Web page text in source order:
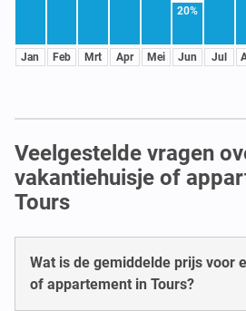
Jan Feb Mrt Apr Mei
20%
Jun Jul
Veelgestelde vragen
vakantiehuisje of
Tours
Wat is de gemiddelde prijs voor
of appartement in Tours?